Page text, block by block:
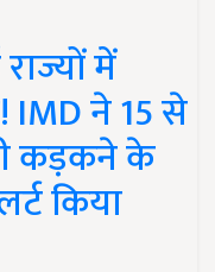
में
ने 15 से
कड़कने के
किया